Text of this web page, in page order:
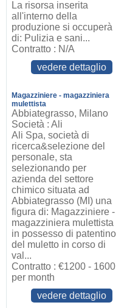
La risorsa inserita
all'interno della
produzione si occuperà
di: Pulizia e sani...
Contratto : N/A
vedere dettaglio
Magazziniere - magazziniera
mulettista
Abbiategrasso, Milano
Società : Ali
Ali Spa, società di
ricerca&selezione del
personale, sta
selezionando per
azienda del settore
chimico situata ad
Abbiategrasso (MI) una
figura di: Magazziniere -
magazziniera mulettista
in possesso di patentino
del muletto in corso di
val...
Contratto : €1200 - 1600
per month
vedere dettaglio